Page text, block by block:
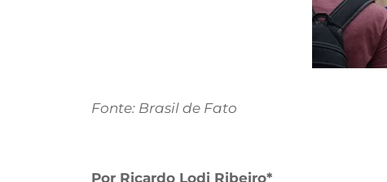
Fonte: Brasil de Fato
Por Ricardo Lodi Ribeiro*